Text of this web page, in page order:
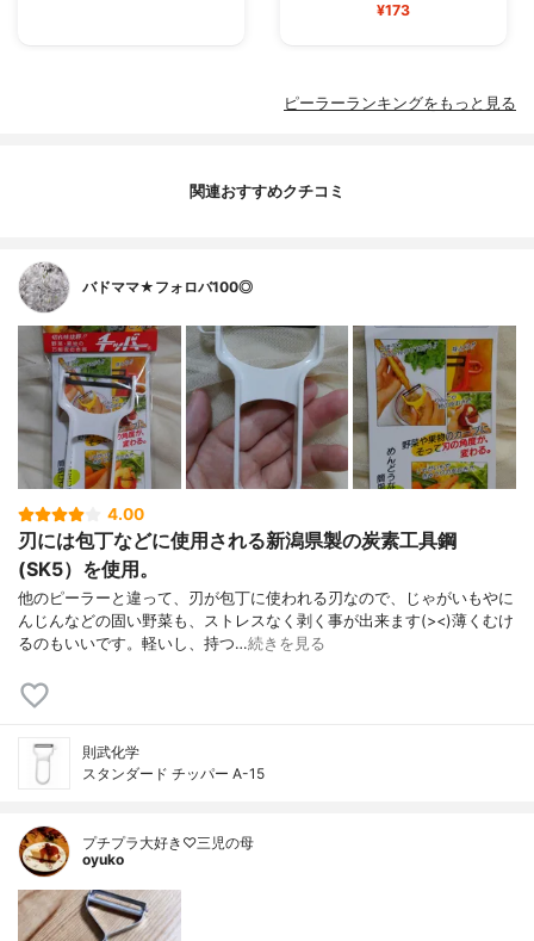
¥173
ピーラーランキングをもっと見る
関連おすすめクチコミ
バドママ★フォロバ100◎
4.00
刃には包丁などに使用される新潟県製の炭素工具鋼
(SK5）を使用。
他のピーラーと違って、刃が包丁に使われる刃なので、じゃがいもやに
んじんなどの固い野菜も、ストレスなく剥く事が出来ます(><)薄くむけ
るのもいいです。軽いし、持つ…続きを見る
則武化学
スタンダード チッパー A-15
プチプラ大好き♡三児の母
oyuko